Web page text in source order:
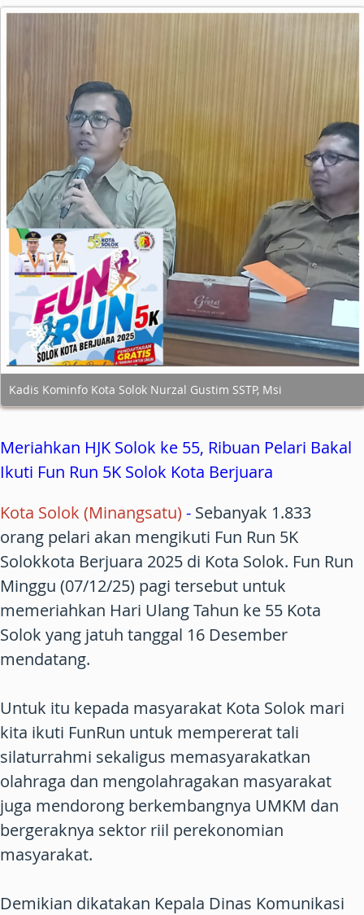
Kadis Kominfo Kota Solok Nurzal Gustim SSTP, Msi
Meriahkan HJK Solok ke 55, Ribuan Pelari Bakal
Ikuti Fun Run 5K Solok Kota Berjuara
Kota Solok (Minangsatu) - Sebanyak 1.833
orang pelari akan mengikuti Fun Run 5K
Solokkota Berjuara 2025 di Kota Solok. Fun Run
Minggu (07/12/25) pagi tersebut untuk
memeriahkan Hari Ulang Tahun ke 55 Kota
Solok yang jatuh tanggal 16 Desember
mendatang.
Untuk itu kepada masyarakat Kota Solok mari
kita ikuti FunRun untuk mempererat tali
silaturrahmi sekaligus memasyarakatkan
olahraga dan mengolahragakan masyarakat
juga mendorong berkembangnya UMKM dan
bergeraknya sektor riil perekonomian
masyarakat.
Demikian dikatakan Kepala Dinas Komunikasi